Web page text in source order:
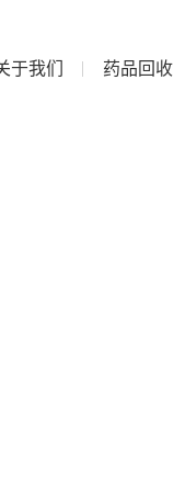
于我们 药品回收